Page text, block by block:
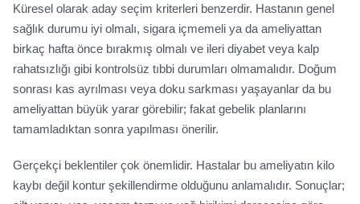
Küresel olarak aday seçim kriterleri benzerdir. Hastanın genel
sağlık durumu iyi olmalı, sigara içmemeli ya da ameliyattan
birkaç hafta önce bırakmış olmalı ve ileri diyabet veya kalp
rahatsızlığı gibi kontrolsüz tıbbi durumları olmamalıdır. Doğum
sonrası kas ayrılması veya doku sarkması yaşayanlar da bu
ameliyattan büyük yarar görebilir; fakat gebelik planlarını
tamamladıktan sonra yapılması önerilir.
Gerçekçi beklentiler çok önemlidir. Hastalar bu ameliyatın kilo
kaybı değil kontur şekillendirme olduğunu anlamalıdır. Sonuçlar;